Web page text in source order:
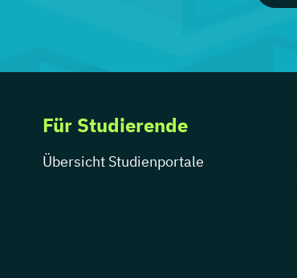
Für Studierende
Übersicht Studienportale